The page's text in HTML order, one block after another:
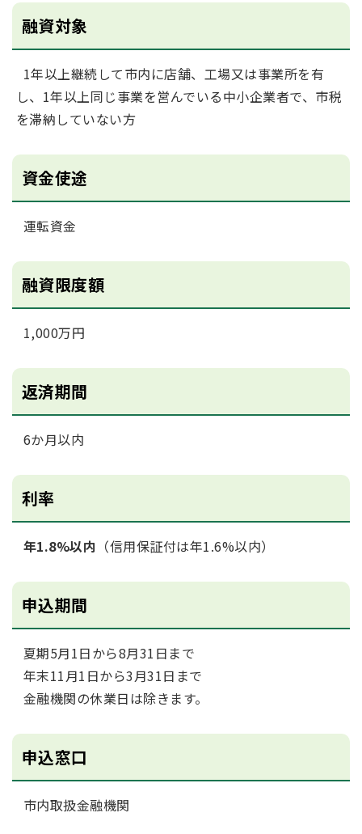
融資対象
1年以上継続して市内に店舗、工場又は事業所を有
し、1年以上同じ事業を営んでいる中小企業者で、市税
を滞納していない方
資金使途
運転資金
融資限度額
1,000万円
返済期間
6か月以内
利率
年1.8%以内 （信用保証付は年1.6%以内）
申込期間
夏期5月1日から8月31日まで
年末11月1日から3月31日まで
金融機関の休業日は除きます。
申込窓口
市内取扱金融機関